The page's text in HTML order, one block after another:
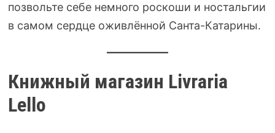
позвольте себе немного роскоши и ностальгии
в самом сердце оживлённой Санта-Катарины.
Книжный магазин Livraria
Lello